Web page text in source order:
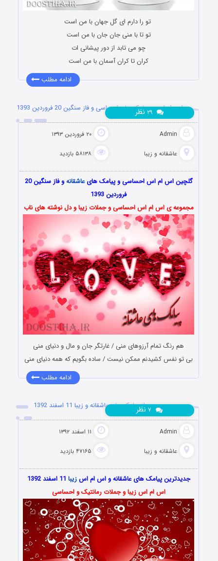
تو را دارم ای گل جهان با من است
تو تا با منی جان جان با من است
چو می تابد از دور پیشانی ات
کران تا کران آسمان با من است
ادامه مطلب
اس ام اس و پیامک های احساسی و فاز سنگین 20 فروردین 1393
Admin ۲۰ فروردین ۱۳۹۳
عاشقانه و زیبا ۵۸۱۳۸ بازدید
نظر
گلچین اس ام اس احساسی و پیامک هایعاشقانه
و فاز سنگین 20
فروردین 1393
مجموعه ی اس ام اس احساسی و جملات زیبا و دل نوشته های ناب
هم رنگ تمام آرزوهای منی / غارتگر جان و مال و دنیای منی
بی تو نفس کشیدنم ممکن نیست / ساده بگویم که همه دنیای منی
ادامه مطلب
مجموعه جدید از پیامک های عاشقانه و زیبا 11 اسفند 1392
Admin ۱۱ اسفند ۱۳۹۲
عاشقانه و زیبا ۴۷۱۶۵ بازدید
نظر
جدیدترین پیامک های عاشقانه و اس ام اسزیبا
اس ام اس زیبا و جملات رمانتیک و احساسی